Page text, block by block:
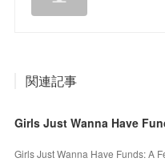
関連記事
Girls Just Wanna Have
Girls Just Wanna Have Funds: A